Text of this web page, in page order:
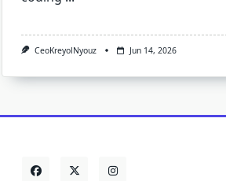
CeoKreyolNyouz Jun 14, 2026